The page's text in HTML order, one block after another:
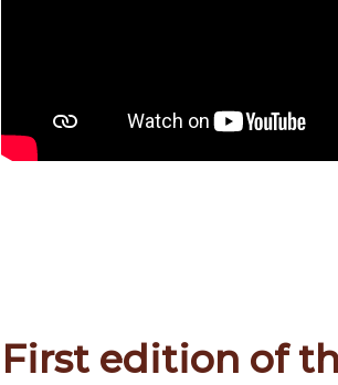
First edition of